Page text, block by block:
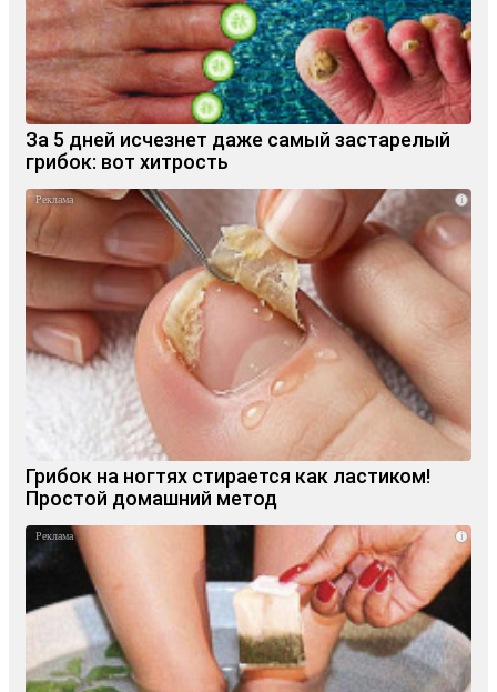
За 5 дней исчезнет даже самый застарелый
грибок: вот хитрость
i
Грибок на ногтях стирается как ластиком!
Простой домашний метод
i